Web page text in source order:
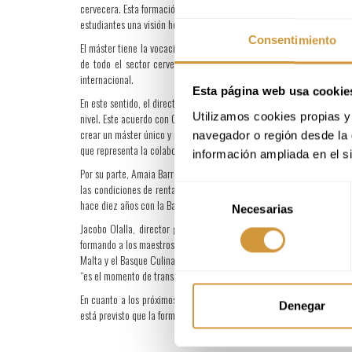
Consentimiento
Esta página web usa
Utilizamos cookies propias
navegador o región desde
información ampliada en el
Selección
de
consentimiento
Necesarias
Denegar
cervecera. Esta formación continuará el trabajo realizado por el
estudiantes una visión holística del mundo de la cerveza.
El máster tiene la vocación de aportar una mirada diferencial sobre
de todo el sector cervecero, el cual aportará todo su
internacional.
En este sentido, el director general del Basque Culinary Center,
nivel. Este acuerdo con Cerveceros refleja esa filosofía y nos
crear un máster único y referente a nivel internacional”. Elisa Ucar,
que representa la colaboración y la unión con el sector cervecero.
Por su parte, Amaia Barredo, Consejera de Alimentación, Desarrollo
las condiciones de rentabilidad para nuestro sector”. Asimismo ha
hace diez años con la Basque beer”.
Jacobo Olalla, director general de Cerveceros de España, ha
formando a los maestros cerveceros de hoy y de mañana en un
Malta y el Basque Culinary Center será una revolución a nivel
“es el momento de transmitir todo el conocimiento y experiencia
En cuanto a los próximos pasos y el futuro más próximo, el diseño
está previsto que la formación comience a impartirse en el 2027. El